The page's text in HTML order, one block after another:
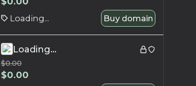
Loading... Buy domain
Loading...
$0.00
$0.00